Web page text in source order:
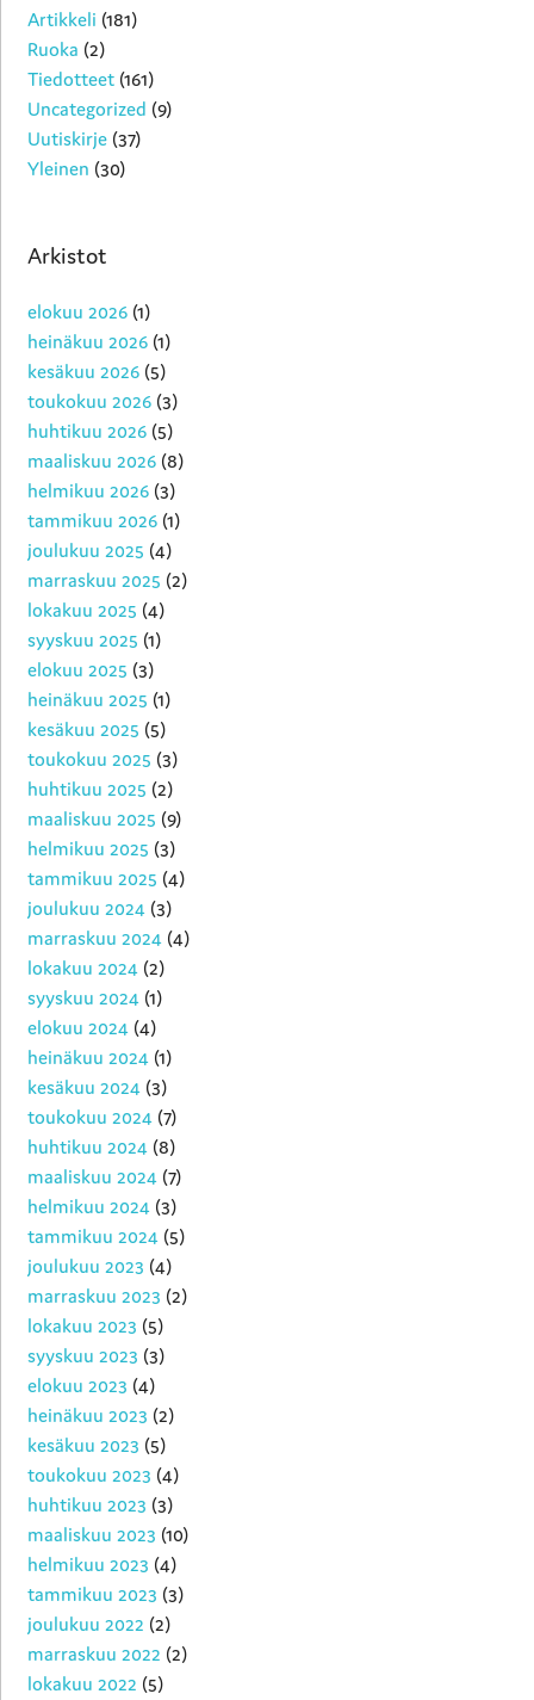
Artikkeli (181)
Ruoka (2)
Tiedotteet (161)
Uncategorized (9)
Uutiskirje (37)
Yleinen (30)
Arkistot
elokuu 2026 (1)
heinäkuu 2026 (1)
kesäkuu 2026 (5)
toukokuu 2026 (3)
huhtikuu 2026 (5)
maaliskuu 2026 (8)
helmikuu 2026 (3)
tammikuu 2026 (1)
joulukuu 2025 (4)
marraskuu 2025 (2)
lokakuu 2025 (4)
syyskuu 2025 (1)
elokuu 2025 (3)
heinäkuu 2025 (1)
kesäkuu 2025 (5)
toukokuu 2025 (3)
huhtikuu 2025 (2)
maaliskuu 2025 (9)
helmikuu 2025 (3)
tammikuu 2025 (4)
joulukuu 2024 (3)
marraskuu 2024 (4)
lokakuu 2024 (2)
syyskuu 2024 (1)
elokuu 2024 (4)
heinäkuu 2024 (1)
kesäkuu 2024 (3)
toukokuu 2024 (7)
huhtikuu 2024 (8)
maaliskuu 2024 (7)
helmikuu 2024 (3)
tammikuu 2024 (5)
joulukuu 2023 (4)
marraskuu 2023 (2)
lokakuu 2023 (5)
syyskuu 2023 (3)
elokuu 2023 (4)
heinäkuu 2023 (2)
kesäkuu 2023 (5)
toukokuu 2023 (4)
huhtikuu 2023 (3)
maaliskuu 2023 (10)
helmikuu 2023 (4)
tammikuu 2023 (3)
joulukuu 2022 (2)
marraskuu 2022 (2)
lokakuu 2022 (5)